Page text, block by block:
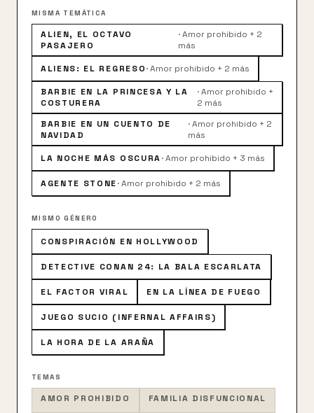
MISMA TEMÁTICA
ALIEN, EL OCTAVO
PASAJERO
·Amor prohibido + 2
más
ALIENS: EL REGRESO·Amor prohibido + 2 más
BARBIE EN LA PRINCESA Y LA
COSTURERA
·Amor prohibido +
2 más
BARBIE EN UN CUENTO DE
NAVIDAD
·Amor prohibido + 2
más
LA NOCHE MÁS OSCURA·Amor prohibido + 3 más
AGENTE STONE·Amor prohibido + 2 más
MISMO GÉNERO
CONSPIRACIÓN EN HOLLYWOOD
DETECTIVE CONAN 24: LA BALA ESCARLATA
EL FACTOR VIRAL EN LA LÍNEA DE FUEGO
JUEGO SUCIO (INFERNAL AFFAIRS)
LA HORA DE LA ARAÑA
TEMAS
AMOR PROHIBIDO FAMILIA DISFUNCIONAL